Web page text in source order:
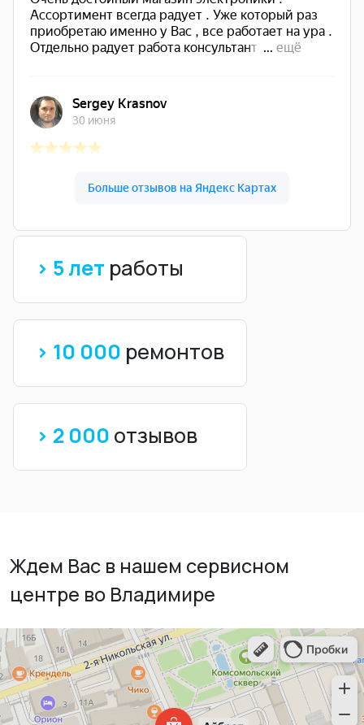
> 5 лет работы
> 10 000 ремонтов
> 2 000 отзывов
Ждем Вас в нашем сервисном
центре во Владимире